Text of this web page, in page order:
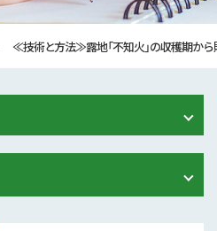
≪技術と方法≫露地「不知火」の収穫期か